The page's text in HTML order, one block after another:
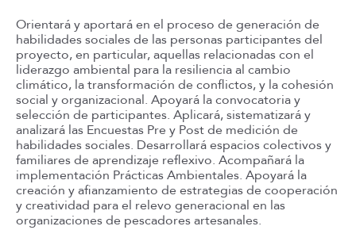
Orientará y aportará en el proceso de generación de
habilidades sociales de las personas participantes del
proyecto, en particular, aquellas relacionadas con el
liderazgo ambiental para la resiliencia al cambio
climático, la transformación de conflictos, y la cohesión
social y organizacional. Apoyará la convocatoria y
selección de participantes. Aplicará, sistematizará y
analizará las Encuestas Pre y Post de medición de
habilidades sociales. Desarrollará espacios colectivos y
familiares de aprendizaje reflexivo. Acompañará la
implementación Prácticas Ambientales. Apoyará la
creación y afianzamiento de estrategias de cooperación
y creatividad para el relevo generacional en las
organizaciones de pescadores artesanales.